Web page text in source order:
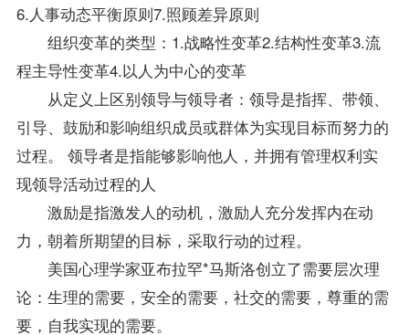
6.人事动态平衡原则7.照顾差异原则
组织变革的类型：1.战略性变革2.结构性变革3.流
程主导性变革4.以人为中心的变革
从定义上区别领导与领导者：领导是指挥、带领、
引导、鼓励和影响组织成员或群体为实现目标而努力的
过程。 领导者是指能够影响他人，并拥有管理权利实
现领导活动过程的人
激励是指激发人的动机，激励人充分发挥内在动
力，朝着所期望的目标，采取行动的过程。
美国心理学家亚布拉罕*马斯洛创立了需要层次理
论：生理的需要，安全的需要，社交的需要，尊重的需
要，自我实现的需要。